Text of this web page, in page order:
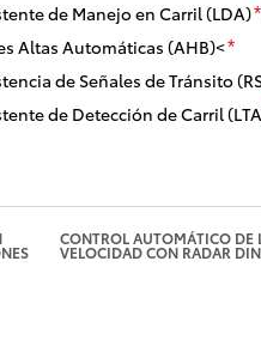
de Manejo en Carril (LDA)*
Altas Automáticas (AHB)<*
de Señales de Tránsito
de Detección de Carril
CONTROL AUTOMÁTICO DE
VELOCIDAD CON RADAR